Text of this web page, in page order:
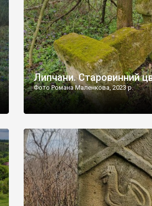
Липчани. Старовинний
Фото Романа Маленкова, 2023 р.